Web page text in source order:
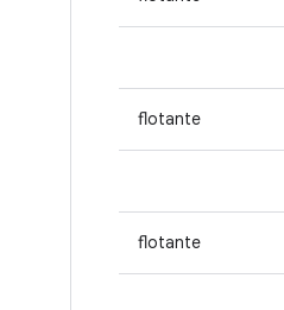
flotante
flotante